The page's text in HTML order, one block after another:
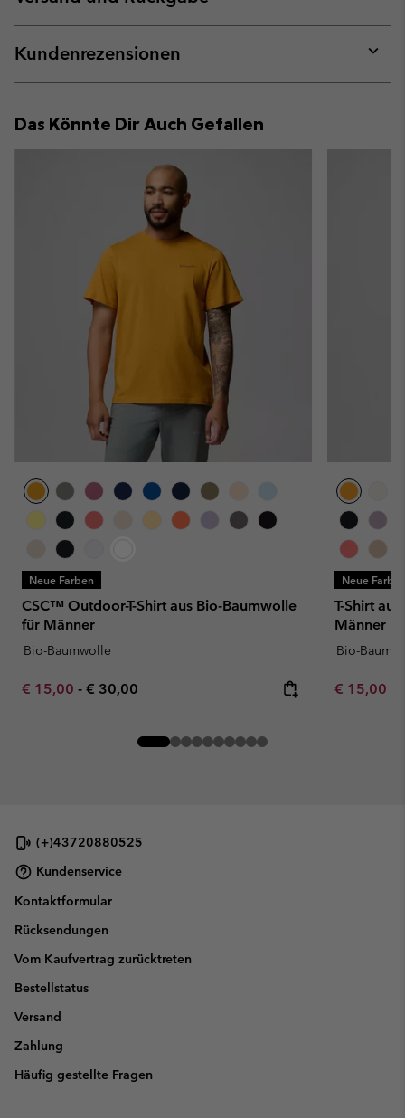
or
Kundenrezensionen
or
Das Könnte Dir Auch Gefallen
Neue Farben
CSC™ Outdoor-T-Shirt aus Bio-Baumwolle
für Männer
Bio-Baumwolle
Minimum sale price:
€ 15,00 - Maximum price:
€ 30,00
Neue
T-Shirt
Männer
Bio-
Minimum
€ 15,00
(+)43720880525
Kundenservice
Kontaktformular
Rücksendungen
Vom Kaufvertrag zurücktreten
Bestellstatus
Versand
Zahlung
Häufig gestellte Fragen